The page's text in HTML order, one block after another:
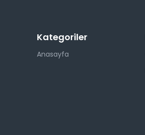
Kategoriler
Anasayfa